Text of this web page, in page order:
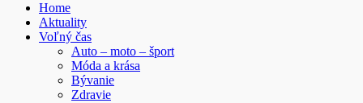
Home
Aktuality
Voľný čas
Auto – moto – šport
Móda a krása
Bývanie
Zdravie